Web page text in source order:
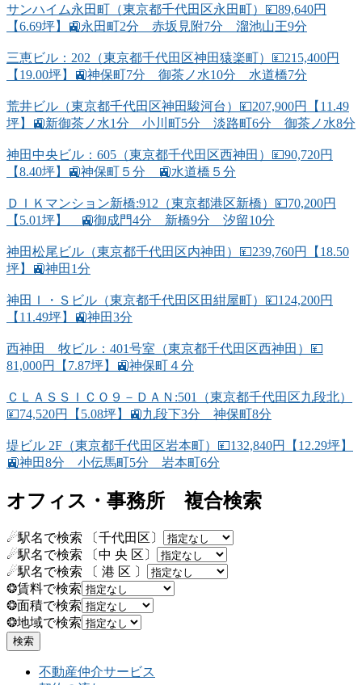
サンハイム永田町（東京都千代田区永田町）💴89,640円
【6.69坪】🚉永田町2分 赤坂見附7分 溜池山王9分
三恵ビル：202（東京都千代田区神田猿楽町）💴215,400円
【19.00坪】🚉神保町7分 御茶ノ水10分 水道橋7分
荒井ビル（東京都千代田区神田駿河台）💴207,900円【11.49
坪】🚉新御茶ノ水1分 小川町5分 淡路町6分 御茶ノ水8分
神田中央ビル：605（東京都千代田区西神田）💴90,720円
【8.40坪】🚉神保町５分 🚉水道橋５分
ＤＩＫマンション新橋:912（東京都港区新橋）💴70,200円
【5.01坪】 🚉御成門4分 新橋9分 汐留10分
神田松尾ビル（東京都千代田区内神田）💴239,760円【18.50
坪】🚉神田1分
神田Ｉ・Ｓビル（東京都千代田区田紺屋町）💴124,200円
【11.49坪】🚉神田3分
西神田 牧ビル：401号室（東京都千代田区西神田）💴
81,000円【7.87坪】🚉神保町４分
ＣＬＡＳＳＩＣＯ９－ＤＡＮ:501（東京都千代田区九段北）
💴74,520円【5.08坪】🚉九段下3分 神保町8分
堤ビル 2F（東京都千代田区岩本町）💴132,840円【12.29坪】
🚉神田8分 小伝馬町5分 岩本町6分
オフィス・事務所 複合検索
☄駅名で検索 〔千代田区〕
☄駅名で検索 〔中 央 区〕
☄駅名で検索 〔 港 区 〕
❂賃料で検索
❂面積で検索
❂地域で検索
不動産仲介サービス